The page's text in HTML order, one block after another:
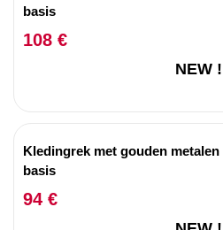
basis
108 €
NEW !
Kledingrek met gouden
basis
94 €